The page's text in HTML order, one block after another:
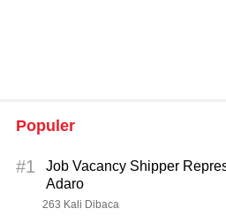
Populer
#1
Job Vacancy Shipper
Adaro
263 Kali Dibaca